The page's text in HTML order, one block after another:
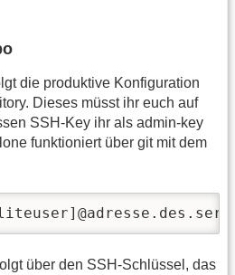
die produktive Konfiguration
Dieses müsst ihr euch auf
SSH-Key ihr als admin-key
funktioniert über git mit dem
über den SSH-Schlüssel, das